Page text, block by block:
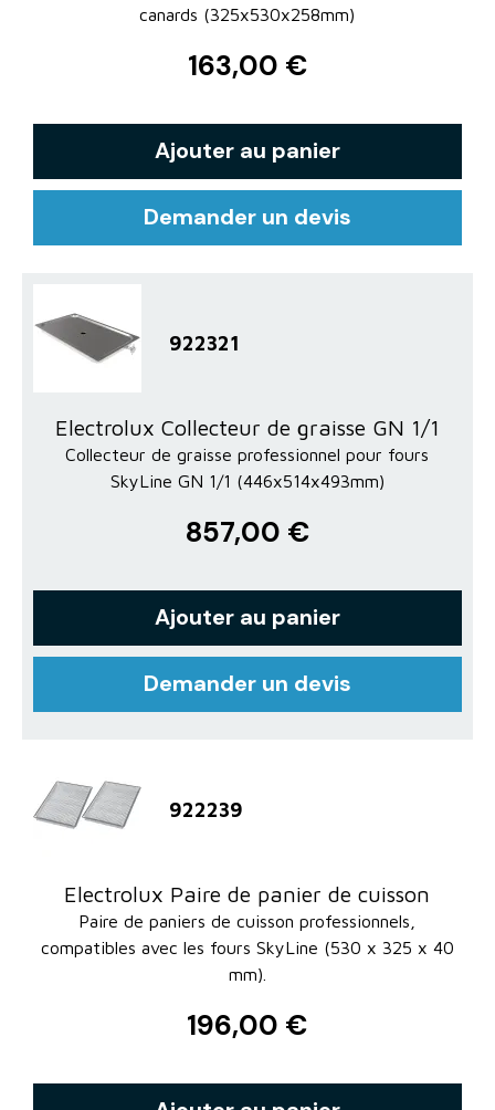
canards (325x530x258mm)
163,00 €
Ajouter au panier
Demander un devis
922321
Electrolux Collecteur de graisse GN 1/1
Collecteur de graisse professionnel pour fours
SkyLine GN 1/1 (446x514x493mm)
857,00 €
Ajouter au panier
Demander un devis
922239
Electrolux Paire de panier de cuisson
Paire de paniers de cuisson professionnels,
compatibles avec les fours SkyLine (530 x 325 x 40
mm).
196,00 €